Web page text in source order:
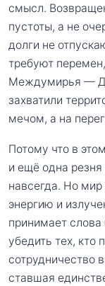
смысл.
пустоты, а не
долги не
требуют
Междумирья —
захватили
мечом, а на
Потому что в
и ещё одна резня
навсегда. Но
энергию и
принимает слова
убедить тех, кто
сотрудничество
ставшая